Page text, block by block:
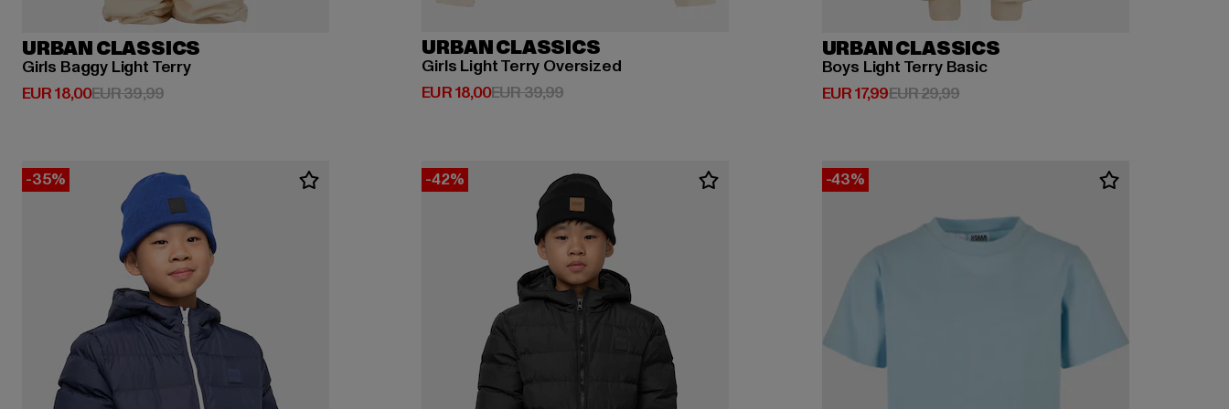
URBAN CLASSICS
Girls Baggy Light Terry
EUR 18,00
Derzeitiger Preis: EUR 18,00
EUR 39,99Aktionspreis: EUR 39,99
URBAN CLASSICS
Girls Light Terry Oversized
EUR 18,00
Derzeitiger Preis: EUR 18,00
EUR 39,99Aktionspreis: EUR 39,99
URBAN CLASSICS
Boys Light Terry Basic
EUR 17,99
Derzeitiger Preis: EUR 17,99
EUR 29,99Aktionspreis: EUR 29,99
-35% -42% -43%